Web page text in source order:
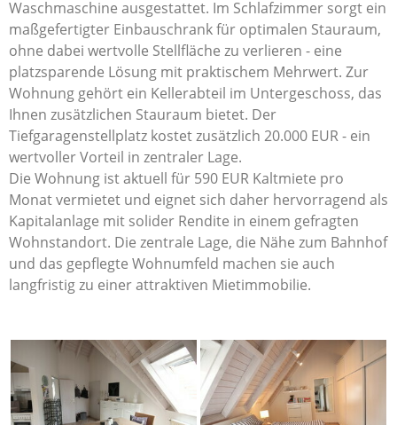
Waschmaschine ausgestattet. Im Schlafzimmer sorgt ein
maßgefertigter Einbauschrank für optimalen Stauraum,
ohne dabei wertvolle Stellfläche zu verlieren - eine
platzsparende Lösung mit praktischem Mehrwert. Zur
Wohnung gehört ein Kellerabteil im Untergeschoss, das
Ihnen zusätzlichen Stauraum bietet. Der
Tiefgaragenstellplatz kostet zusätzlich 20.000 EUR - ein
wertvoller Vorteil in zentraler Lage.
Die Wohnung ist aktuell für 590 EUR Kaltmiete pro
Monat vermietet und eignet sich daher hervorragend als
Kapitalanlage mit solider Rendite in einem gefragten
Wohnstandort. Die zentrale Lage, die Nähe zum Bahnhof
und das gepflegte Wohnumfeld machen sie auch
langfristig zu einer attraktiven Mietimmobilie.